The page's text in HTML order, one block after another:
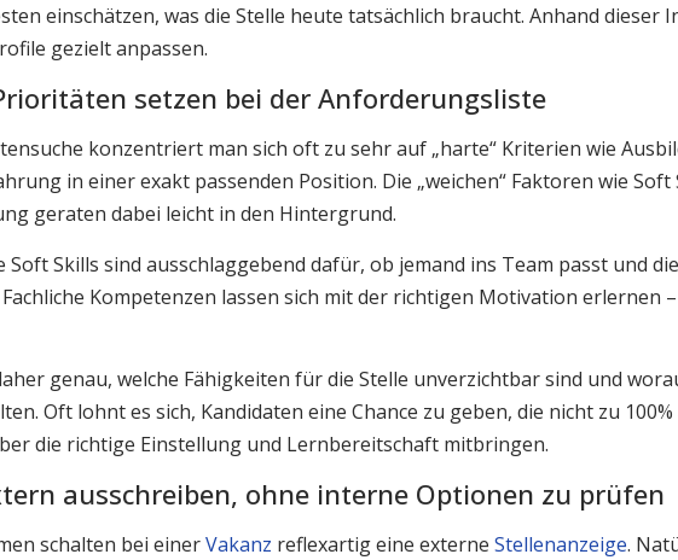
einschätzen, was die Stelle heute tatsächlich braucht. Anhand dieser
gezielt anpassen.
setzen bei der Anforderungsliste
konzentriert man sich oft zu sehr auf „harte“ Kriterien wie
in einer exakt passenden Position. Die „weichen“ Faktoren wie
geraten dabei leicht in den Hintergrund.
Soft Skills sind ausschlaggebend dafür, ob jemand ins Team passt und
Kompetenzen lassen sich mit der richtigen Motivation erlernen
genau, welche Fähigkeiten für die Stelle unverzichtbar sind und
Oft lohnt es sich, Kandidaten eine Chance zu geben, die nicht zu
die richtige Einstellung und Lernbereitschaft mitbringen.
ausschreiben, ohne interne Optionen zu prüfen
schalten bei einerVakanz reflexartig eine externe Stellenanzeige.